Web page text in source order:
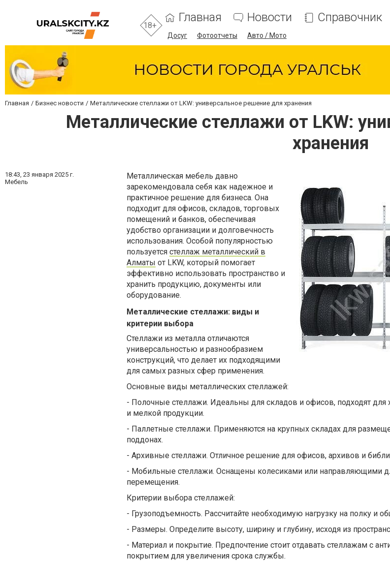
18+
Главная Новости Справочник
Досуг Фотоотчеты Авто / Мото
Главная Бизнес новости Металлические стеллажи от LKW: универсальное решение для хранения
Металлические стеллажи от LKW:
хранения
18:43, 23 января 2025 г.
Мебель
Металлическая мебель давно
зарекомендовала себя как надежное и
практичное решение для бизнеса. Она
подходит для офисов, складов, торговых
помещений и банков, обеспечивая
удобство организации и долговечность
использования. Особой популярностью
пользуется стеллаж металлический в
Алматы от LKW, который помогает
эффективно использовать пространство и
хранить продукцию, документы или
оборудование.
Металлические стеллажи: виды и
критерии выбора
Стеллажи из металла отличаются
универсальностью и разнообразием
конструкций, что делает их подходящими
для самых разных сфер применения.
Основные виды металлических стеллажей:
- Полочные стеллажи. Идеальны для складов и офисов, подходят для
и мелкой продукции.
- Паллетные стеллажи. Применяются на крупных складах для
поддонах.
- Архивные стеллажи. Отличное решение для офисов, архивов и
- Мобильные стеллажи. Оснащены колесиками или направляющими
перемещения.
Критерии выбора стеллажей:
- Грузоподъемность. Рассчитайте необходимую нагрузку на полку и
- Размеры. Определите высоту, ширину и глубину, исходя из
- Материал и покрытие. Предпочтение стоит отдавать стеллажам с
покрытием для увеличения срока службы.